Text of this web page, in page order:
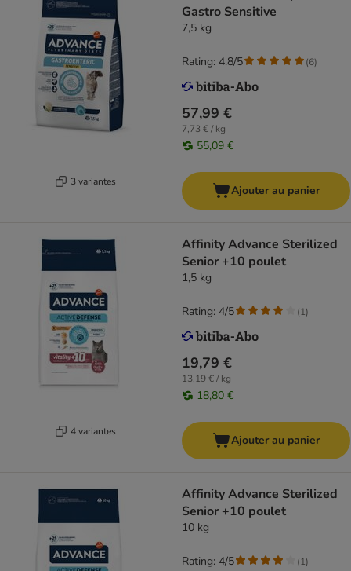
3 variantes
Gastro Sensitive
7,5 kg
57,99 €
7,73 € / kg
55,09 €
Rating: 4.8/5 (6)
Ajouter au panier
4 variantes
Affinity Advance Sterilized
Senior +10 poulet
1,5 kg
19,79 €
13,19 € / kg
18,80 €
Rating: 4/5 (1)
Ajouter au panier
Affinity Advance Sterilized
Senior +10 poulet
10 kg
Rating: 4/5 (1)